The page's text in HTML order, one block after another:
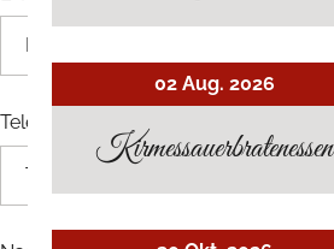
Telefon
02 Aug. 2026
Kirmessauerbratenessen